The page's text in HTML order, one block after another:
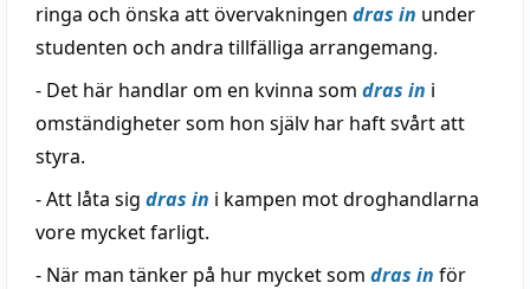
ringa och önska att övervakningen dras in under
studenten och andra tillfälliga arrangemang.
- Det här handlar om en kvinna som dras in i
omständigheter som hon själv har haft svårt att
styra.
- Att låta sig dras in i kampen mot droghandlarna
vore mycket farligt.
- När man tänker på hur mycket som dras in för